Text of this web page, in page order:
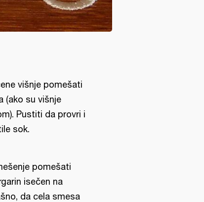
višnje pomešati
(ako su višnje
Pustiti da provri i
sok.
pomešati
isečen na
da cela smesa